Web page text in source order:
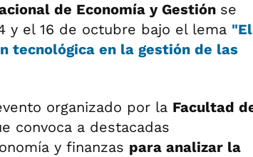
de Economía y Gestión se
y el 16 de octubre bajo el lema "El
tecnológica en la gestión de las
organizado por la Facultad
convoca a destacadas
y finanzas para analizar la